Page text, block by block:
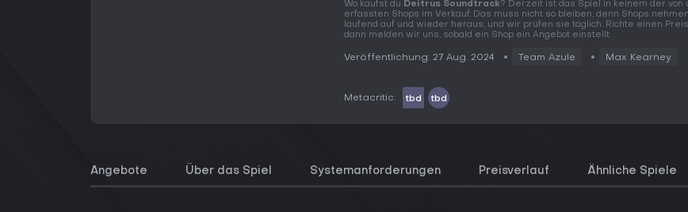
Wo kaufst du Deitrus Soundtrack? Derzeit ist das Spiel in keinem der von
erfassten Shops im Verkauf. Das muss nicht so bleiben, denn Shops
laufend auf und wieder heraus, und wir prüfen sie täglich. Richte einen
dann melden wir uns, sobald ein Shop ein Angebot einstellt.
Veröffentlichung: 27 Aug. 2024 Team Azule Max Kearney
Metacritic: tbd tbd
Angebote Über das Spiel Systemanforderungen Preisverlauf Ähnliche Spiele